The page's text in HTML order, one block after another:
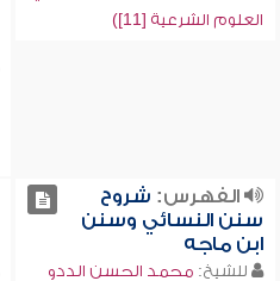
العلوم الشرعية [11])
الفهرس: شروح
سنن النسائي وسنن
ابن ماجه
للشيخ: محمد الحسن الددو